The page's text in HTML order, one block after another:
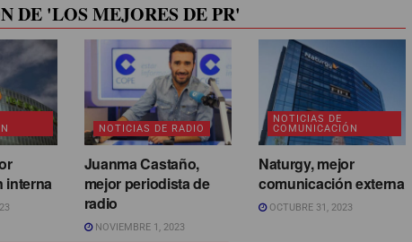
DE 'LOS MEJORES DE PR'
interna
NOTICIAS DE RADIO
Juanma Castaño,
mejor periodista de
radio
NOVIEMBRE 1, 2023
NOTICIAS DE
COMUNICACIÓN
Naturgy, mejor
comunicación externa
OCTUBRE 31, 2023